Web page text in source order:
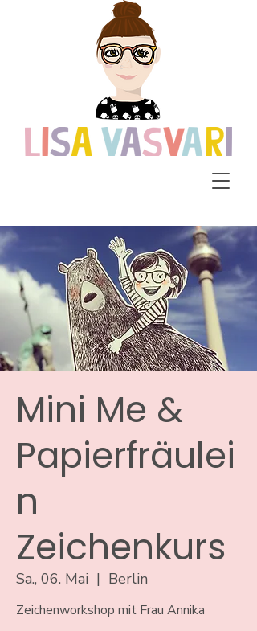
Mini Me &
Papierfräulei
n
Zeichenkurs
Sa., 06. Mai
  |
Berlin
Zeichenworkshop mit Frau Annika